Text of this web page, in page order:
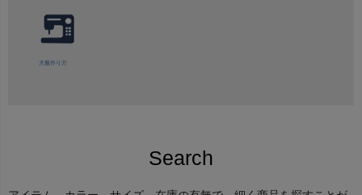
犬服作り方
Search